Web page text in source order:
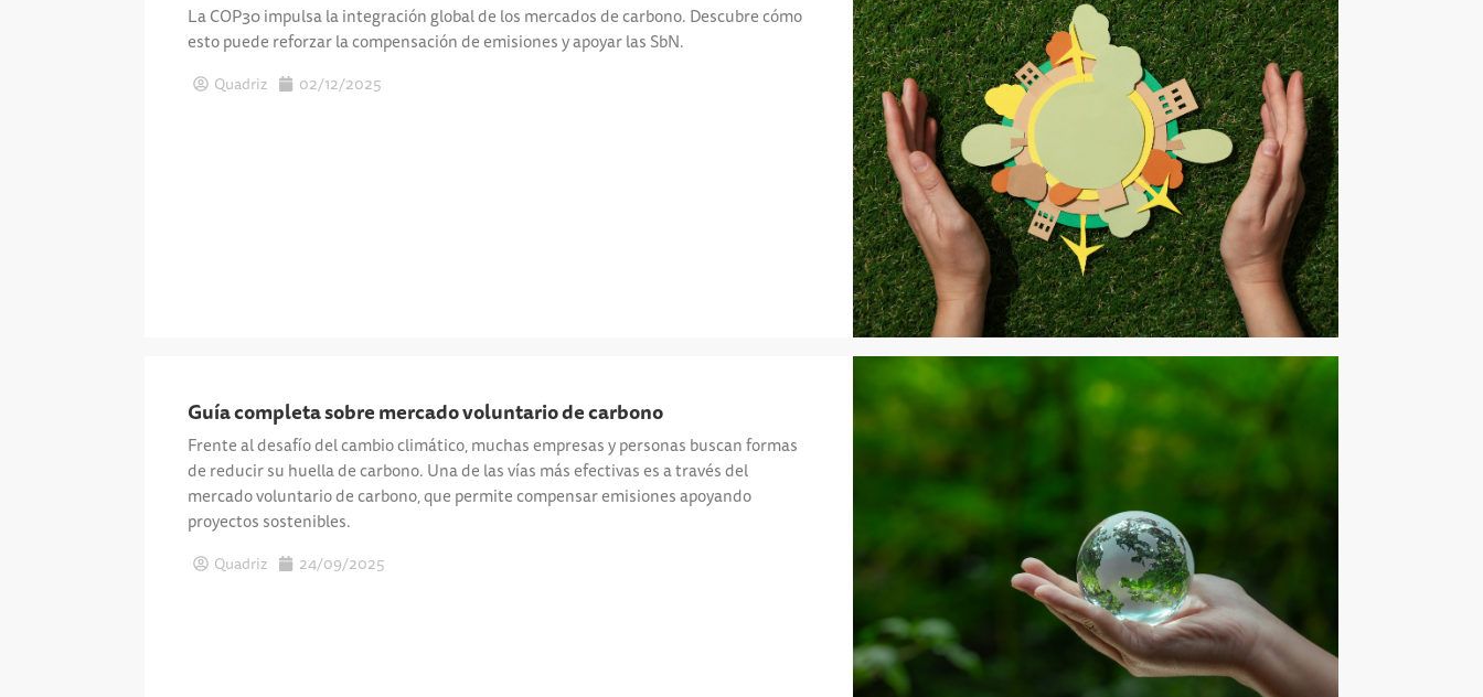
La COP30 impulsa la integración global de los mercados de carbono. Descubre cómo
esto puede reforzar la compensación de emisiones y apoyar las SbN.
Quadriz 02/12/2025
Guía completa sobre mercado voluntario de carbono
Frente al desafío del cambio climático, muchas empresas y personas buscan formas
de reducir su huella de carbono. Una de las vías más efectivas es a través del
mercado voluntario de carbono, que permite compensar emisiones apoyando
proyectos sostenibles.
Quadriz 24/09/2025